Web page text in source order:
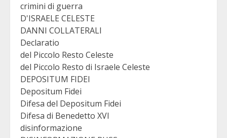
crimini di guerra
D'ISRAELE CELESTE
DANNI COLLATERALI
Declaratio
del Piccolo Resto Celeste
del Piccolo Resto di Israele Celeste
DEPOSITUM FIDEI
Depositum Fidei
Difesa del Depositum Fidei
Difesa di Benedetto XVI
disinformazione